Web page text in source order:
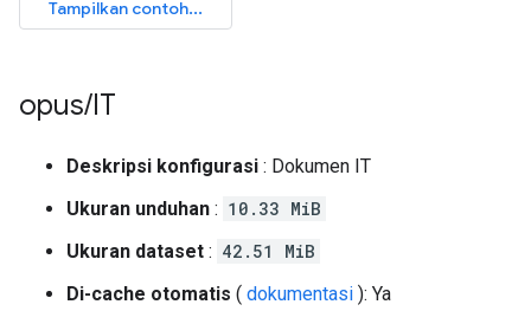
opus/IT
Deskripsi konfigurasi : Dokumen IT
Ukuran unduhan : 10.33 MiB
Ukuran dataset : 42.51 MiB
Di-cache otomatis ( dokumentasi ): Ya